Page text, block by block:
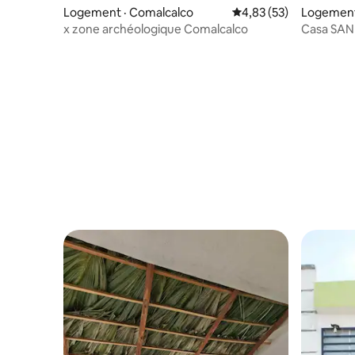
Logement · Comalcalco Note moyenne de
4,83 (53)
x zone archéologique Comalcalco
Casa